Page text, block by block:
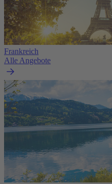
Frankreich
Alle Angebote